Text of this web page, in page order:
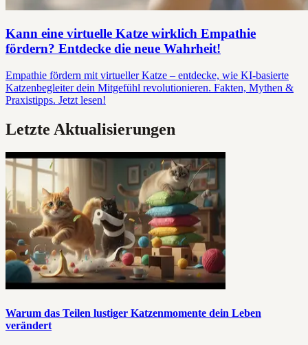
Kann eine virtuelle Katze wirklich Empathie
fördern? Entdecke die neue Wahrheit!
Empathie fördern mit virtueller Katze – entdecke, wie KI-basierte
Katzenbegleiter dein Mitgefühl revolutionieren. Fakten, Mythen &
Praxistipps. Jetzt lesen!
Letzte Aktualisierungen
Warum das Teilen lustiger Katzenmomente dein Leben
verändert